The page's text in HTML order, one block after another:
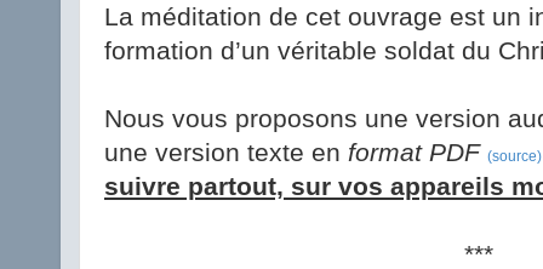
La méditation de cet ouvrage est un
formation d’un véritable soldat du
Nous vous proposons une version
une version texte en format PDF (source)
suivre partout, sur vos appareils
***